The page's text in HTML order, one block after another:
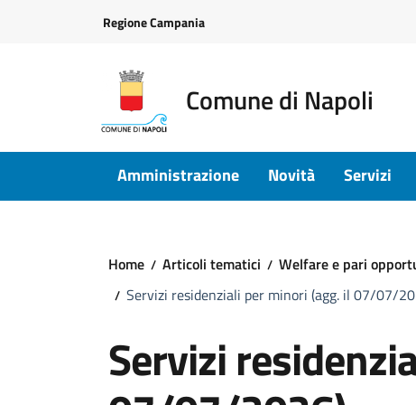
Regione Campania
Comune di Napoli
Amministrazione Novità Servizi
Home Articoli tematici Welfare e pari
Servizi residenziali per minori (agg. il 07/07/
Servizi